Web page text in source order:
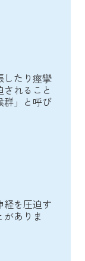
したり痙攣
れること
群」と呼び
経を圧迫す
ありま